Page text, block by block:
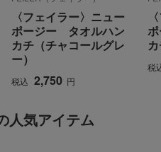
〈フェイラー〉ニュー
ポージー タオルハン
カチ（チャコールグレ
ー）
税込 2,750 円
税
人気アイテム